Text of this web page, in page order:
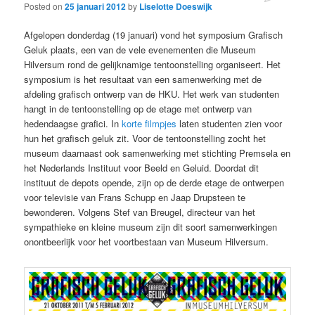
Posted on25 januari 2012by Liselotte Doeswijk
Afgelopen donderdag (19 januari) vond het symposium Grafisch
Geluk plaats, een van de vele evenementen die Museum
Hilversum rond de gelijknamige tentoonstelling organiseert. Het
symposium is het resultaat van een samenwerking met de
afdeling grafisch ontwerp van de HKU. Het werk van studenten
hangt in de tentoonstelling op de etage met ontwerp van
hedendaagse grafici. Inkorte filmpjes laten studenten zien voor
hun het grafisch geluk zit. Voor de tentoonstelling zocht het
museum daarnaast ook samenwerking met stichting Premsela en
het Nederlands Instituut voor Beeld en Geluid. Doordat dit
instituut de depots opende, zijn op de derde etage de ontwerpen
voor televisie van Frans Schupp en Jaap Drupsteen te
bewonderen. Volgens Stef van Breugel, directeur van het
sympathieke en kleine museum zijn dit soort samenwerkingen
onontbeerlijk voor het voortbestaan van Museum Hilversum.